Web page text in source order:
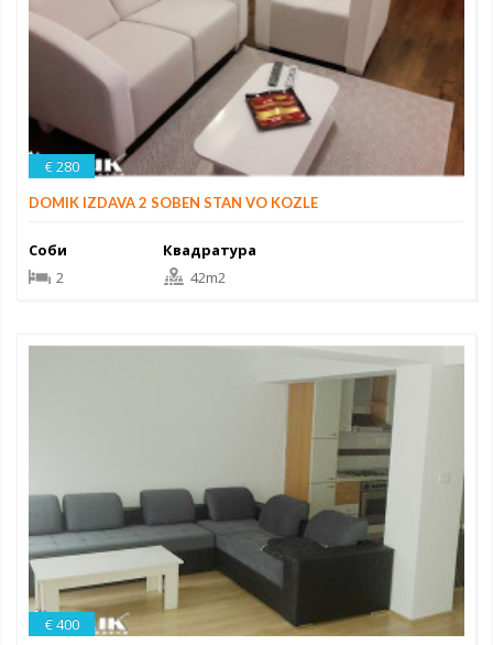
€ 280
DOMIK IZDAVA 2 SOBEN STAN VO KOZLE
Соби
2
Квадратура
42m2
€ 400